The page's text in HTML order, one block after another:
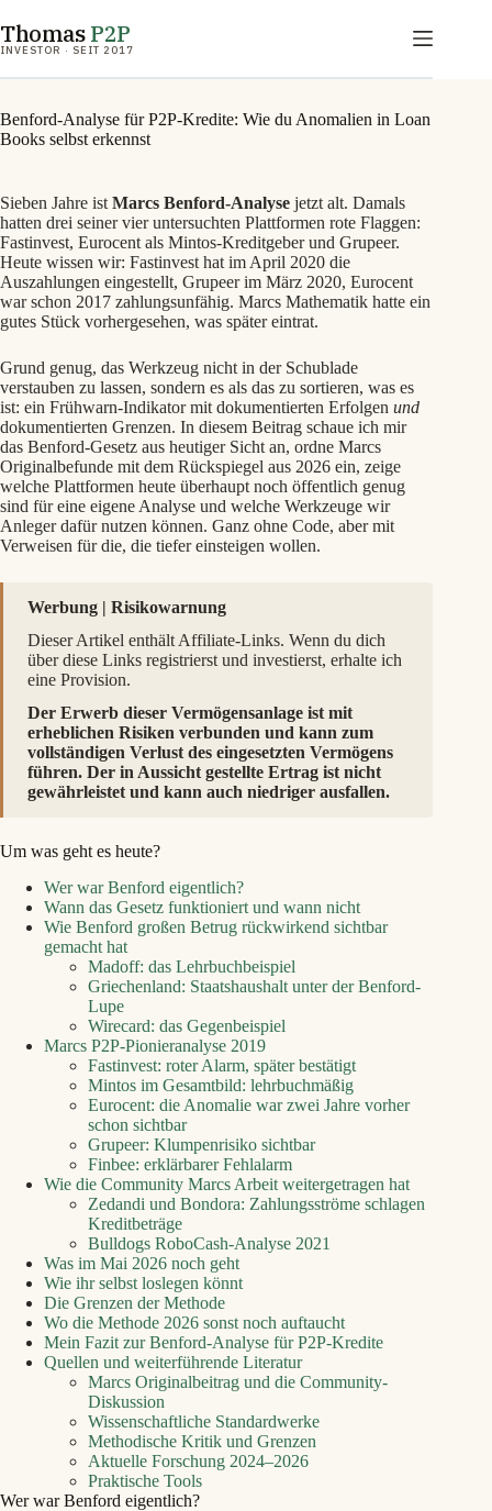
Inhalt
springen
ThomasP2P
INVESTOR · SEIT 2017
Benford-Analyse für P2P-Kredite: Wie du Anomalien in Loan
Books selbst erkennst
Sieben Jahre ist Marcs Benford-Analyse jetzt alt. Damals
hatten drei seiner vier untersuchten Plattformen rote Flaggen:
Fastinvest, Eurocent als Mintos-Kreditgeber und Grupeer.
Heute wissen wir: Fastinvest hat im April 2020 die
Auszahlungen eingestellt, Grupeer im März 2020, Eurocent
war schon 2017 zahlungsunfähig. Marcs Mathematik hatte ein
gutes Stück vorhergesehen, was später eintrat.
Grund genug, das Werkzeug nicht in der Schublade
verstauben zu lassen, sondern es als das zu sortieren, was es
ist: ein Frühwarn-Indikator mit dokumentierten Erfolgen und
dokumentierten Grenzen. In diesem Beitrag schaue ich mir
das Benford-Gesetz aus heutiger Sicht an, ordne Marcs
Originalbefunde mit dem Rückspiegel aus 2026 ein, zeige
welche Plattformen heute überhaupt noch öffentlich genug
sind für eine eigene Analyse und welche Werkzeuge wir
Anleger dafür nutzen können. Ganz ohne Code, aber mit
Verweisen für die, die tiefer einsteigen wollen.
Werbung | Risikowarnung
Dieser Artikel enthält Affiliate-Links. Wenn du dich
über diese Links registrierst und investierst, erhalte ich
eine Provision.
Der Erwerb dieser Vermögensanlage ist mit
erheblichen Risiken verbunden und kann zum
vollständigen Verlust des eingesetzten Vermögens
führen. Der in Aussicht gestellte Ertrag ist nicht
gewährleistet und kann auch niedriger ausfallen.
Um was geht es heute?
Wer war Benford eigentlich?
Wann das Gesetz funktioniert und wann nicht
Wie Benford großen Betrug rückwirkend sichtbar
gemacht hat
Madoff: das Lehrbuchbeispiel
Griechenland: Staatshaushalt unter der Benford-
Lupe
Wirecard: das Gegenbeispiel
Marcs P2P-Pionieranalyse 2019
Fastinvest: roter Alarm, später bestätigt
Mintos im Gesamtbild: lehrbuchmäßig
Eurocent: die Anomalie war zwei Jahre vorher
schon sichtbar
Grupeer: Klumpenrisiko sichtbar
Finbee: erklärbarer Fehlalarm
Wie die Community Marcs Arbeit weitergetragen hat
Zedandi und Bondora: Zahlungsströme schlagen
Kreditbeträge
Bulldogs RoboCash-Analyse 2021
Was im Mai 2026 noch geht
Wie ihr selbst loslegen könnt
Die Grenzen der Methode
Wo die Methode 2026 sonst noch auftaucht
Mein Fazit zur Benford-Analyse für P2P-Kredite
Quellen und weiterführende Literatur
Marcs Originalbeitrag und die Community-
Diskussion
Wissenschaftliche Standardwerke
Methodische Kritik und Grenzen
Aktuelle Forschung 2024–2026
Praktische Tools
Wer war Benford eigentlich?